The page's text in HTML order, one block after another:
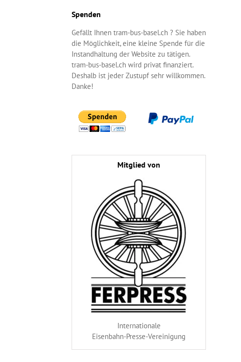
Spenden
Gefällt Ihnen tram-bus-basel.ch ? Sie haben
die Möglichkeit, eine kleine Spende für die
Instandhaltung der Website zu tätigen.
tram-bus-basel.ch wird privat finanziert.
Deshalb ist jeder Zustupf sehr willkommen.
Danke!
Mitglied von
Internationale
Eisenbahn-Presse-Vereinigung